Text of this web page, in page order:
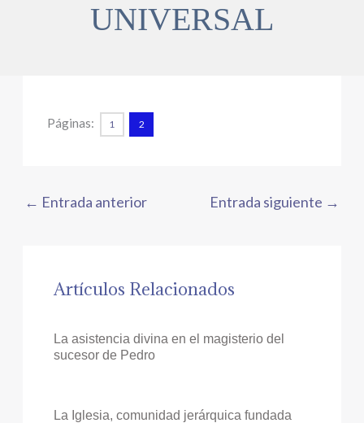
UNIVERSAL
Páginas: 1 2
← Entrada anterior Entrada siguiente →
Artículos Relacionados
La asistencia divina en el magisterio del
sucesor de Pedro
La Iglesia, comunidad jerárquica fundada